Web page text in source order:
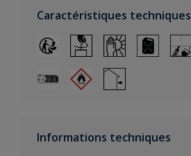
Caractéristiques techniques
Informations techniques